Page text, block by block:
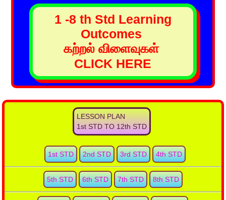
1 -8 th Std Learning
Outcomes
கற்றல் விளைவுகள்
CLICK HERE
LESSON PLAN
1st STD TO 12th STD
1st STD 2nd STD 3rd STD 4th STD
5th STD 6th STD 7th STD 8th STD